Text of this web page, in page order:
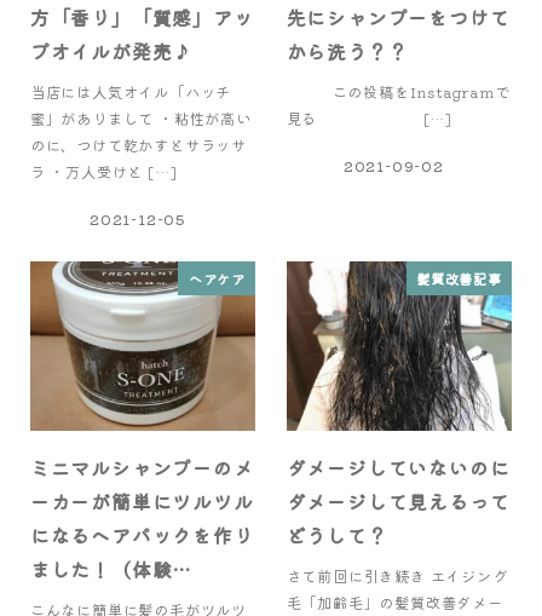
方「香り」「質感」アッ
プオイルが発売♪
当店には人気オイル「ハッチ
蜜」がありまして ・粘性が高い
のに、つけて乾かすとサラッサ
ラ ・万人受けと […]
2021-12-05
先にシャンプーをつけて
から洗う？？
この投稿をInstagramで
見る […]
2021-09-02
ヘアケア
ミニマルシャンプーのメ
ーカーが簡単にツルツル
になるヘアパックを作り
ました！（体験…
こんなに簡単に髪の毛がツルツ
髪質改善記事
ダメージしていないのに
ダメージして見えるって
どうして？
さて前回に引き続き エイジング
毛「加齢毛」の髪質改善ダメー